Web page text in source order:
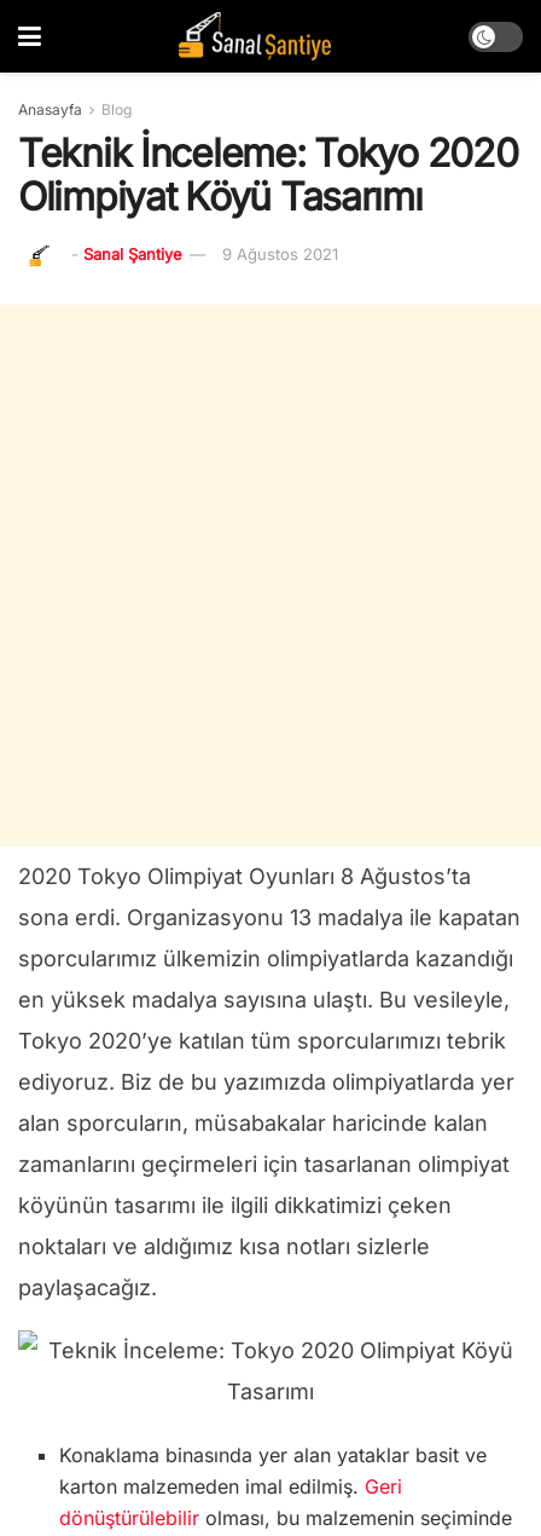
Anasayfa Blog
Teknik İnceleme: Tokyo 2020
Olimpiyat Köyü Tasarımı
- Sanal Şantiye 9 Ağustos 2021
2020 Tokyo Olimpiyat Oyunları 8 Ağustos’ta
sona erdi. Organizasyonu 13 madalya ile kapatan
sporcularımız ülkemizin olimpiyatlarda kazandığı
en yüksek madalya sayısına ulaştı. Bu vesileyle,
Tokyo 2020’ye katılan tüm sporcularımızı tebrik
ediyoruz. Biz de bu yazımızda olimpiyatlarda yer
alan sporcuların, müsabakalar haricinde kalan
zamanlarını geçirmeleri için tasarlanan olimpiyat
köyünün tasarımı ile ilgili dikkatimizi çeken
noktaları ve aldığımız kısa notları sizlerle
paylaşacağız.
Konaklama binasında yer alan yataklar basit ve
karton malzemeden imal edilmiş. Geri
dönüştürülebilir olması, bu malzemenin seçiminde